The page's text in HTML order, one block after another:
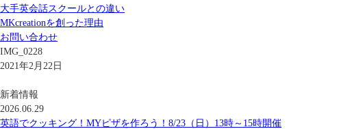
大手英会話スクールとの違い
MKcreationを創った理由
お問い合わせ
IMG_0228
2021年2月22日
新着情報
2026.06.29
英語でクッキング！MYピザを作ろう！8/23（日）13時～15時開催